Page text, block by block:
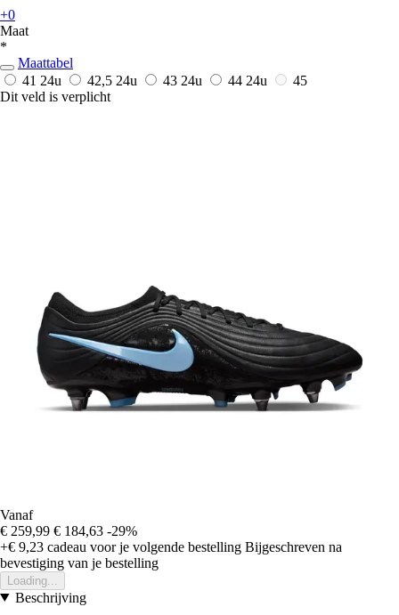
+0
Maat
*
Maattabel
41 24u 42,5 24u 43 24u 44 24u
45
Dit veld is verplicht
Vanaf
€ 259,99 € 184,63 -29%
+€ 9,23 cadeau voor je volgende bestelling Bijgeschreven na
bevestiging van je bestelling
Loading...
Beschrijving